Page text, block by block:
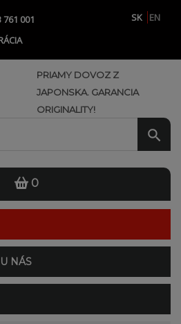
761 001 SK
EN
PRIAMY DOVOZ Z
JAPONSKA. GARANCIA
ORIGINALITY!
0
NÁS